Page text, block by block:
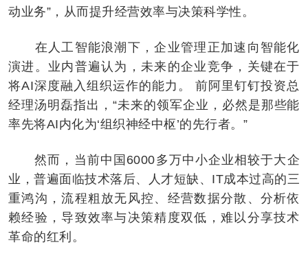
动业务”，从而提升经营效率与决策科学性。
在人工智能浪潮下，企业管理正加速向智能化
演进。业内普遍认为，未来的企业竞争，关键在于
将AI深度融入组织运作的能力。 前阿里钉钉投资总
经理汤明磊指出，“未来的领军企业，必然是那些能
率先将AI内化为‘组织神经中枢’的先行者。”
然而，当前中国6000多万中小企业相较于大企
业，普遍面临技术落后、人才短缺、IT成本过高的三
重鸿沟，流程粗放无风控、经营数据分散、分析依
赖经验，导致效率与决策精度双低，难以分享技术
革命的红利。